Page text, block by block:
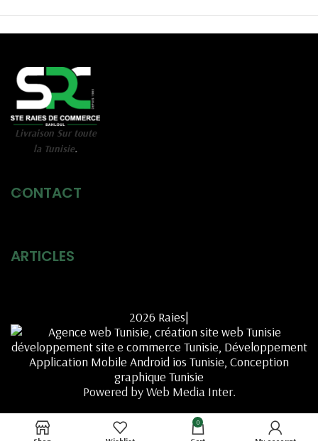
Livraison Sur toute
la Tunisie.
CONTACT
ARTICLES
2026 Raies|
Powered by Web Media Inter.
0